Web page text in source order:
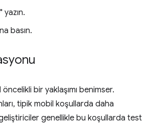
basın.
bir yaklaşımı benimser.
tipik mobil koşullarda daha
genellikle bu koşullarda test